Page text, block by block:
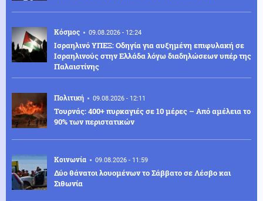
Κόσμος 09.08.2026 - 12:24
Ισραηλινό ΥΠΕΞ: Οδηγία για αυξημένη επιφυλακή σε
Ισραηλινούς στην Ελλάδα λόγω διαδηλώσεων υπέρ της
Παλαιστίνης
Πολιτική 09.08.2026 - 12:11
Τουρνάς: 400+ πυρκαγιές σε 10 μέρες – Από αμέλεια το
90% των περιστατικών
Κοινωνία 09.08.2026 - 11:59
Δύο θάνατοι λουομένων το Σάββατο σε Λέσβο και
Σιθωνία